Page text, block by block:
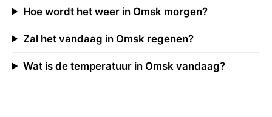
Hoe wordt het weer in Omsk morgen?
Zal het vandaag in Omsk regenen?
Wat is de temperatuur in Omsk vandaag?